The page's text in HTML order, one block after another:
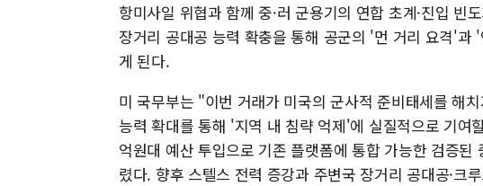
항미사일 위협과 함께 중·러 군용기의 연합 초계·진입 빈
장거리 공대공 능력 확충을 통해 공군의 '먼 거리 요격'과
게 된다.
미 국무부는 "이번 거래가 미국의 군사적 준비태세를 해
능력 확대를 통해 '지역 내 침략 억제'에 실질적으로 기여
억원대 예산 투입으로 기존 플랫폼에 통합 가능한 검증
렸다. 향후 스텔스 전력 증강과 주변국 장거리 공대공·크